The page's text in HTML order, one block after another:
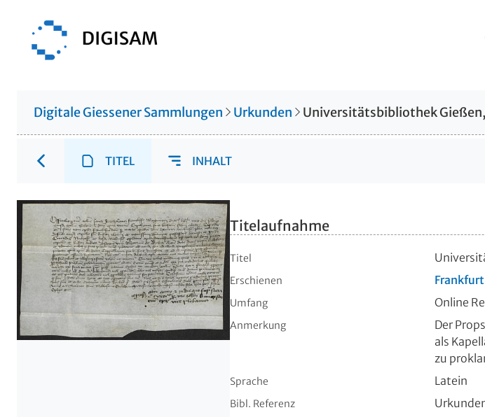
Digitale Giessener Sammlungen Urkunden Universitätsbibliothek
TITEL INHALT
Titelaufnahme
Titel
Erschienen Frankfurt
Umfang Online
Anmerkung
Der
als
zu
Sprache Latein
Bibl. Referenz